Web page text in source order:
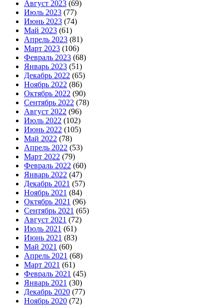
Август 2023 (69)
Июль 2023 (77)
Июнь 2023 (74)
Май 2023 (61)
Апрель 2023 (81)
Март 2023 (106)
Февраль 2023 (68)
Январь 2023 (51)
Декабрь 2022 (65)
Ноябрь 2022 (86)
Октябрь 2022 (90)
Сентябрь 2022 (78)
Август 2022 (96)
Июль 2022 (102)
Июнь 2022 (105)
Май 2022 (78)
Апрель 2022 (53)
Март 2022 (79)
Февраль 2022 (60)
Январь 2022 (47)
Декабрь 2021 (57)
Ноябрь 2021 (84)
Октябрь 2021 (96)
Сентябрь 2021 (65)
Август 2021 (72)
Июль 2021 (61)
Июнь 2021 (83)
Май 2021 (60)
Апрель 2021 (68)
Март 2021 (61)
Февраль 2021 (45)
Январь 2021 (30)
Декабрь 2020 (77)
Ноябрь 2020 (72)